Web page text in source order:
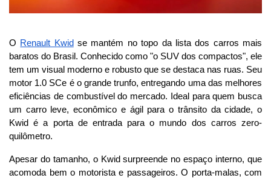
O Renault Kwid se mantém no topo da lista dos carros mais
baratos do Brasil. Conhecido como "o SUV dos compactos", ele
tem um visual moderno e robusto que se destaca nas ruas. Seu
motor 1.0 SCe é o grande trunfo, entregando uma das melhores
eficiências de combustível do mercado. Ideal para quem busca
um carro leve, econômico e ágil para o trânsito da cidade, o
Kwid é a porta de entrada para o mundo dos carros zero-
quilômetro.
Apesar do tamanho, o Kwid surpreende no espaço interno, que
acomoda bem o motorista e passageiros. O porta-malas, com